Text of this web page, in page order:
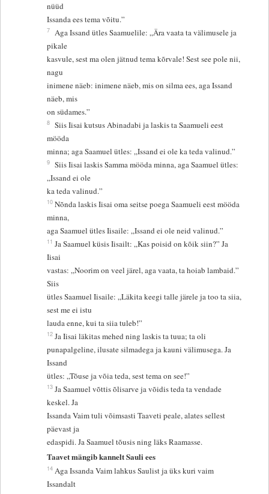
nüüd
Issanda ees tema võitu.”
7 Aga Issand ütles Saamuelile: „Ära vaata ta välimusele ja
pikale
kasvule, sest ma olen jätnud tema kõrvale! Sest see pole nii,
nagu
inimene näeb: inimene näeb, mis on silma ees, aga Issand
näeb, mis
on südames.”
8 Siis Iisai kutsus Abinadabi ja laskis ta Saamueli eest
mööda
minna; aga Saamuel ütles: „Issand ei ole ka teda valinud.”
9 Siis Iisai laskis Samma mööda minna, aga Saamuel ütles:
„Issand ei ole
ka teda valinud.”
10 Nõnda laskis Iisai oma seitse poega Saamueli eest mööda
minna,
aga Saamuel ütles Iisaile: „Issand ei ole neid valinud.”
11 Ja Saamuel küsis Iisailt: „Kas poisid on kõik siin?” Ja
Iisai
vastas: „Noorim on veel järel, aga vaata, ta hoiab lambaid.”
Siis
ütles Saamuel Iisaile: „Läkita keegi talle järele ja too ta siia,
sest me ei istu
lauda enne, kui ta siia tuleb!”
12 Ja Iisai läkitas mehed ning laskis ta tuua; ta oli
punapalgeline, ilusate silmadega ja kauni välimusega. Ja
Issand
ütles: „Tõuse ja võia teda, sest tema on see!”
13 Ja Saamuel võttis õlisarve ja võidis teda ta vendade
keskel. Ja
Issanda Vaim tuli võimsasti Taaveti peale, alates sellest
päevast ja
edaspidi. Ja Saamuel tõusis ning läks Raamasse.
Taavet mängib kannelt Sauli ees
14 Aga Issanda Vaim lahkus Saulist ja üks kuri vaim
Issandalt